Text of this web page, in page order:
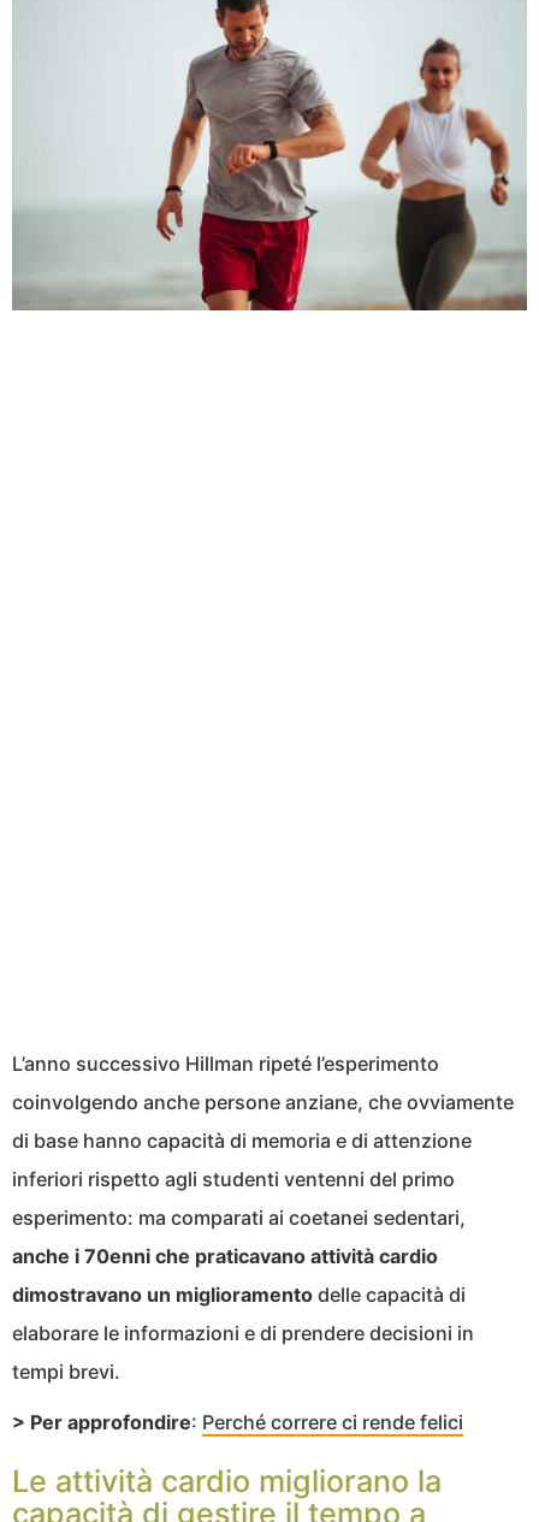
L’anno successivo Hillman ripeté l’esperimento
coinvolgendo anche persone anziane, che ovviamente
di base hanno capacità di memoria e di attenzione
inferiori rispetto agli studenti ventenni del primo
esperimento: ma comparati ai coetanei sedentari,
anche i 70enni che praticavano attività cardio
dimostravano un miglioramento delle capacità di
elaborare le informazioni e di prendere decisioni in
tempi brevi.
> Per approfondire: Perché correre ci rende felici
Le attività cardio migliorano la
capacità di gestire il tempo a